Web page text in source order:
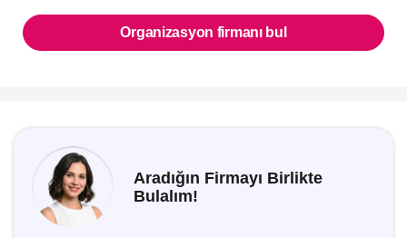
Organizasyon firmanı bul
Aradığın Firmayı Birlikte
Bulalım!